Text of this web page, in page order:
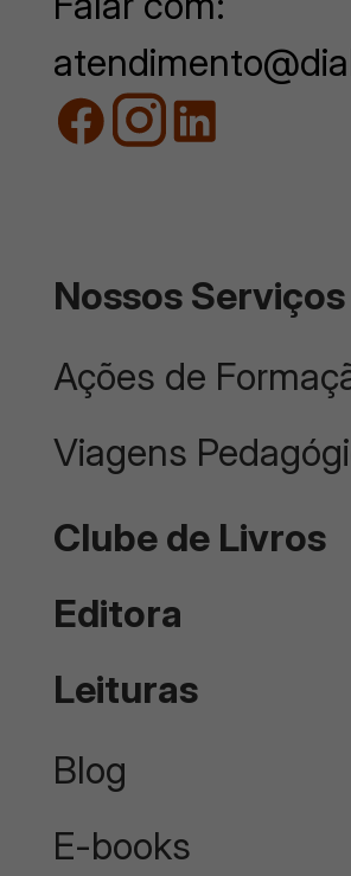
Nossos Serviços
Ações de
Viagens
Clube de Livros
Editora
Leituras
Blog
E-books